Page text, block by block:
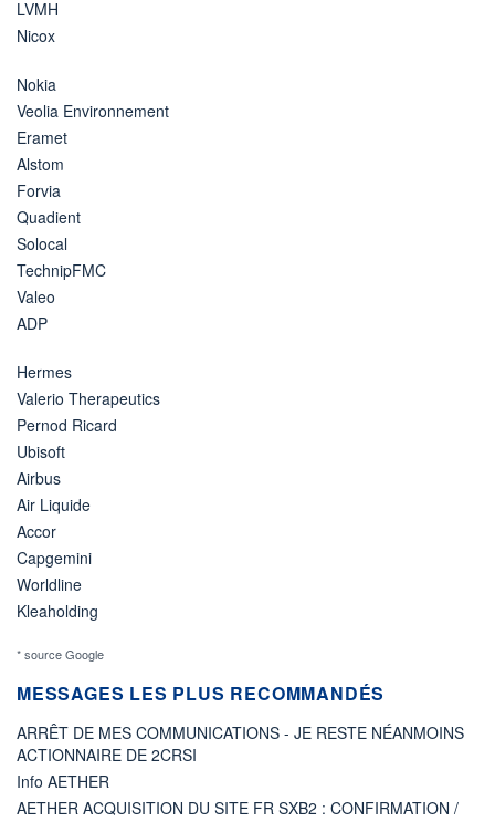
LVMH
Nicox
Nokia
Veolia Environnement
Eramet
Alstom
Forvia
Quadient
Solocal
TechnipFMC
Valeo
ADP
Hermes
Valerio Therapeutics
Pernod Ricard
Ubisoft
Airbus
Air Liquide
Accor
Capgemini
Worldline
Kleaholding
* source Google
MESSAGES LES PLUS RECOMMANDÉS
ARRÊT DE MES COMMUNICATIONS - JE RESTE NÉANMOINS
ACTIONNAIRE DE 2CRSI
Info AETHER
AETHER ACQUISITION DU SITE FR SXB2 : CONFIRMATION /